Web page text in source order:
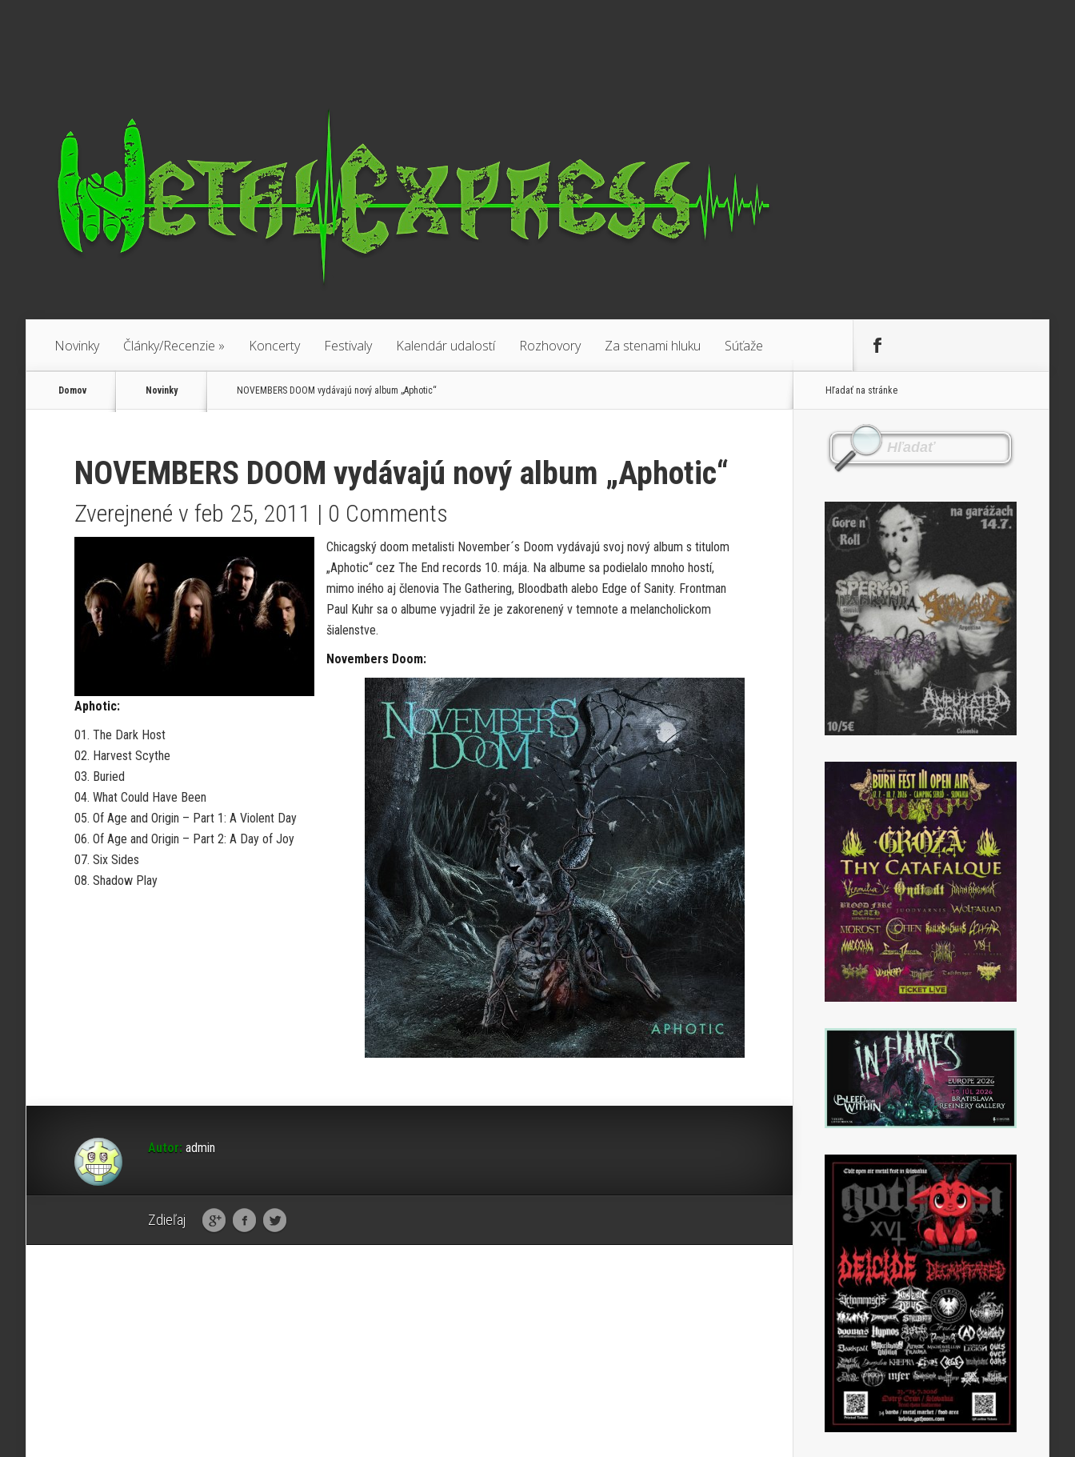
Novinky Články/Recenzie » Koncerty Festivaly Kalendár udalostí Rozhovory Za stenami hluku Súťaže
Domov Novinky NOVEMBERS DOOM vydávajú nový album „Aphotic“
NOVEMBERS DOOM vydávajú nový album „Aphotic“
Zverejnené v feb 25, 2011 | 0 Comments
Chicagský doom metalisti November´s Doom vydávajú svoj nový album s titulom
„Aphotic“ cez The End records 10. mája. Na albume sa podielalo mnoho hostí,
mimo iného aj členovia The Gathering, Bloodbath alebo Edge of Sanity. Frontman
Paul Kuhr sa o albume vyjadril že je zakorenený v temnote a melancholickom
šialenstve.
Novembers Doom:
Aphotic:
01. The Dark Host
02. Harvest Scythe
03. Buried
04. What Could Have Been
05. Of Age and Origin – Part 1: A Violent Day
06. Of Age and Origin – Part 2: A Day of Joy
07. Six Sides
08. Shadow Play
Autor: admin
Zdieľaj
Hľadať na stránke